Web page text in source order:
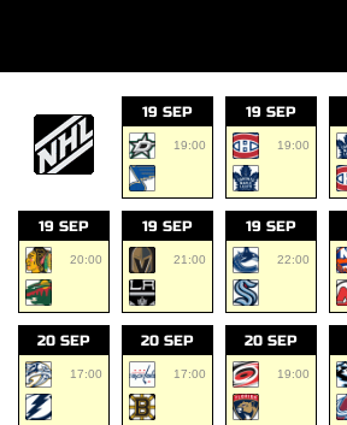
19 SEP
19:00
19 SEP
19:00
19 SEP
20:00
19 SEP
21:00
19 SEP
22:00
20 SEP
17:00
20 SEP
17:00
20 SEP
19:00